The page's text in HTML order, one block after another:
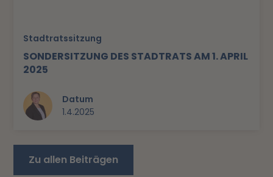
Stadtratssitzung
SONDERSITZUNG DES STADTRATS AM 1. APRIL
2025
Datum
1.4.2025
Zu allen Beiträgen